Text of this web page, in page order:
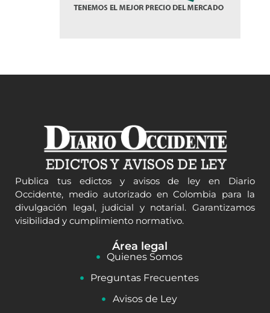
Publica tus edictos y avisos de ley en Diario
Occidente, medio autorizado en Colombia para la
divulgación legal, judicial y notarial. Garantizamos
visibilidad y cumplimiento normativo.
Área legal
Quienes Somos
Preguntas Frecuentes
Avisos de Ley